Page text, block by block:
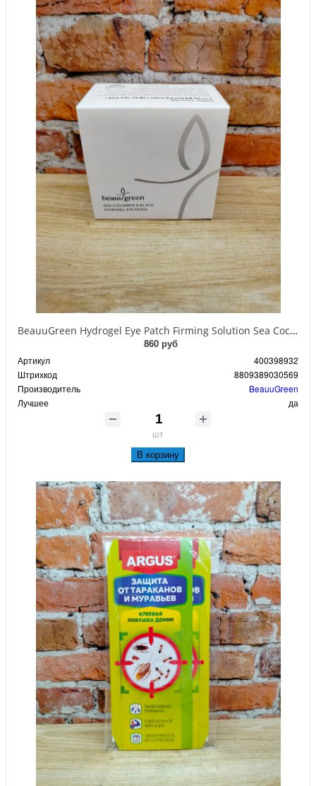
BeauuGreen Hydrogel Eye Patch Firming Solution Sea Cocumber & Black Гидрогелевые патчи для кожи вокруг глаз с экстрактом черного морского огурца 60 шт 90 гр
860 руб
Артикул
400398932
Штрихкод
8809389030569
Производитель
BeauuGreen
Лучшее
да
шт
В корзину